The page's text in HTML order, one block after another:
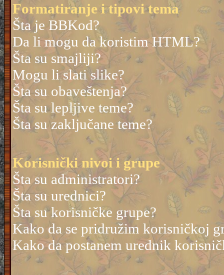
Formatiranje i tipovi tema
Šta je BBKod?
Da li mogu da koristim HTML?
Šta su smajliji?
Mogu li slati slike?
Šta su obaveštenja?
Šta su lepljive teme?
Šta su zaključane teme?
Korisnički nivoi i grupe
Šta su administratori?
Šta su urednici?
Šta su korisničke grupe?
Kako da se pridružim korisničkoj
Kako da postanem urednik